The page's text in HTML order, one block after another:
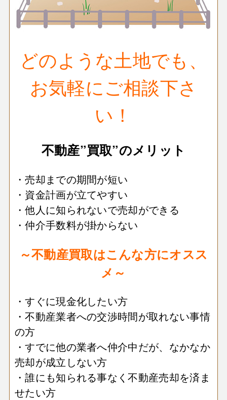
どのような土地でも、
お気軽にご相談下さ
い！
不動産”買取”のメリット
・売却までの期間が短い
・資金計画が立てやすい
・他人に知られないで売却ができる
・仲介手数料が掛からない
～不動産買取はこんな方にオスス
メ～
・すぐに現金化したい方
・不動産業者への交渉時間が取れない事情
の方
・すでに他の業者へ仲介中だが、なかなか
売却が成立しない方
・誰にも知られる事なく不動産売却を済ま
せたい方